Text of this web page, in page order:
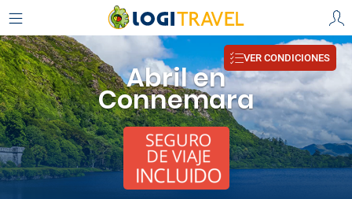
Abril en
Connemara
VER CONDICIONES